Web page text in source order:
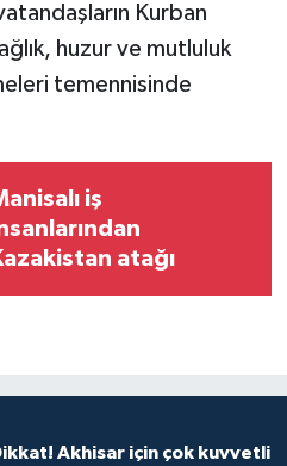
Kurban
huzur ve mutluluk
temennisinde
iş
atağı
Akhisar için çok kuvvetli